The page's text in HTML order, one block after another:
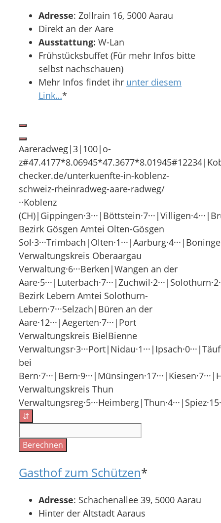
Adresse: Zollrain 16, 5000 Aarau
Direkt an der Aare
Ausstattung: W-Lan
Frühstücksbuffet (Für mehr Infos bitte
selbst nachschauen)
Mehr Infos findet ihr unter diesem
Link…*
Aareradweg|3|100|o-
checker.de/unterkuenfte-in-koblenz-
schweiz-rheinradweg-aare-radweg/
··Koblenz
Bezirk Gösgen Amtei Olten-Gösgen
Verwaltungskreis Oberaargau
Verwaltung·6···Berken|Wangen an der
Bezirk Lebern Amtei Solothurn-
Lebern·7···Selzach|Büren an der
Aare·12···|Aegerten·7···|Port
Verwaltungskreis BielBienne
bei
Verwaltungskreis Thun
⇵
Berechnen
Gasthof zum Schützen*
Adresse: Schachenallee 39, 5000 Aarau
Hinter der Altstadt Aaraus